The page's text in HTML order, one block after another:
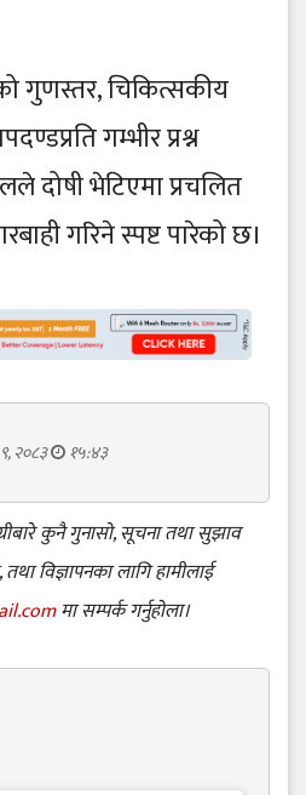
गुणस्तर, चिकित्सकीय
गम्भीर प्रश्न
दोषी भेटिएमा प्रचलित
गरिने स्पष्ट पारेको छ।
२०८३ १५:४३
कुनै गुनासो, सूचना तथा सुझाव
विज्ञापनका लागि हामीलाई
मा सम्पर्क गर्नुहोला।